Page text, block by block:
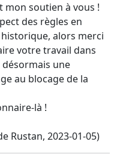
mon soutien à vous !
des règles en
alors merci
votre travail dans
une
au blocage de la
là !
Rustan, 2023-01-05)